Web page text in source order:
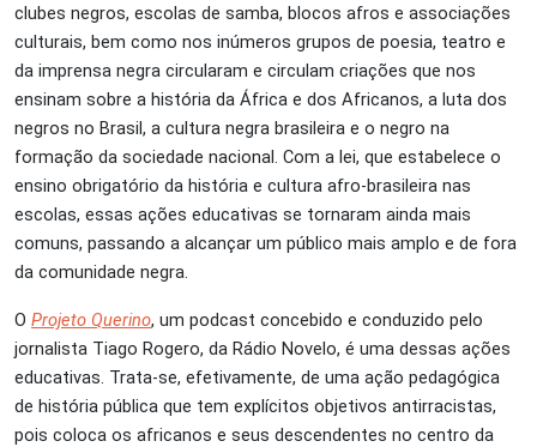
clubes negros, escolas de samba, blocos afros e associações
culturais, bem como nos inúmeros grupos de poesia, teatro e
da imprensa negra circularam e circulam criações que nos
ensinam sobre a história da África e dos Africanos, a luta dos
negros no Brasil, a cultura negra brasileira e o negro na
formação da sociedade nacional. Com a lei, que estabelece o
ensino obrigatório da história e cultura afro-brasileira nas
escolas, essas ações educativas se tornaram ainda mais
comuns, passando a alcançar um público mais amplo e de fora
da comunidade negra.
O Projeto Querino, um podcast concebido e conduzido pelo
jornalista Tiago Rogero, da Rádio Novelo, é uma dessas ações
educativas. Trata-se, efetivamente, de uma ação pedagógica
de história pública que tem explícitos objetivos antirracistas,
pois coloca os africanos e seus descendentes no centro da